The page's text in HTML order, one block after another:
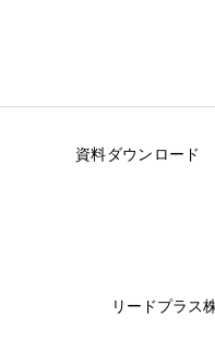
資料ダウンロード
リードプラス